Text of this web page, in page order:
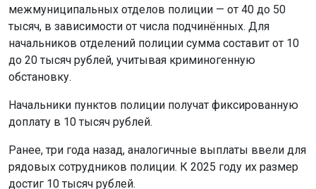
межмуниципальных отделов полиции — от 40 до 50
тысяч, в зависимости от числа подчинённых. Для
начальников отделений полиции сумма составит от 10
до 20 тысяч рублей, учитывая криминогенную
обстановку.
Начальники пунктов полиции получат фиксированную
доплату в 10 тысяч рублей.
Ранее, три года назад, аналогичные выплаты ввели для
рядовых сотрудников полиции. К 2025 году их размер
достиг 10 тысяч рублей.